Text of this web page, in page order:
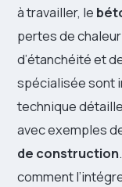
à travailler, le
pertes de
d’étanchéité et
spécialisée sont
technique
avec exemples
de construction
comment